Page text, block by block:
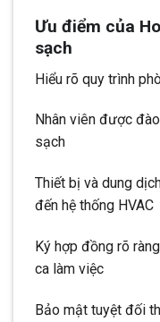
Ưu điểm của
sạch
Hiểu rõ quy trình
Nhân viên được
sạch
Thiết bị và dung
đến hệ thống HVAC
Ký hợp đồng rõ
ca làm việc
Bảo mật tuyệt đối